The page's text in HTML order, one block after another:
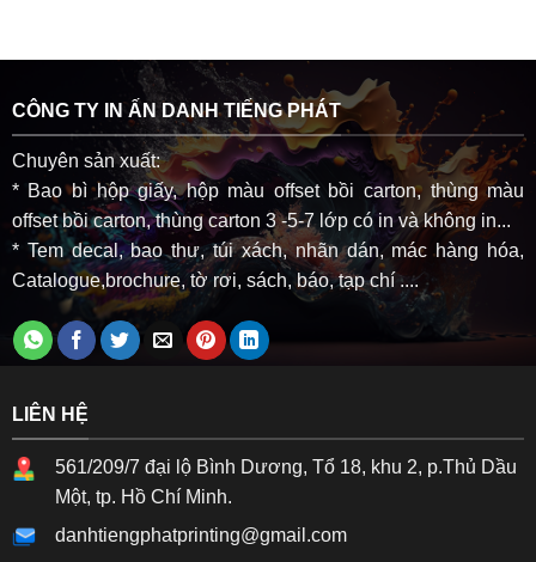
CÔNG TY IN ẤN DANH TIẾNG PHÁT
Chuyên sản xuất:
* Bao bì hộp giấy, hộp màu offset bồi carton, thùng màu
offset bồi carton, thùng carton 3 -5-7 lớp có in và không in...
* Tem decal, bao thư, túi xách, nhãn dán, mác hàng hóa,
Catalogue,brochure, tờ rơi, sách, báo, tạp chí ....
LIÊN HỆ
561/209/7 đại lộ Bình Dương, Tổ 18, khu 2, p.Thủ Dầu
Một, tp. Hồ Chí Minh.
danhtiengphatprinting@gmail.com